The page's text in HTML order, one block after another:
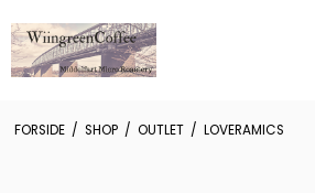
FORSIDE / SHOP / OUTLET / LOVERAMICS